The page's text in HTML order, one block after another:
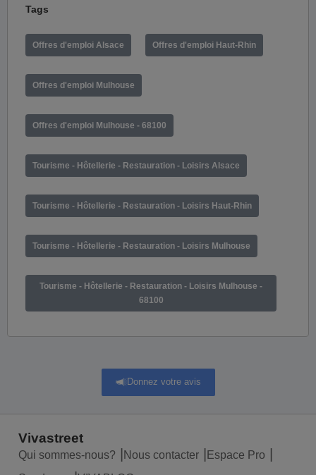
Tags
Offres d'emploi Alsace Offres d'emploi Haut-Rhin
Offres d'emploi Mulhouse
Offres d'emploi Mulhouse - 68100
Tourisme - Hôtellerie - Restauration - Loisirs Alsace
Tourisme - Hôtellerie - Restauration - Loisirs Haut-Rhin
Tourisme - Hôtellerie - Restauration - Loisirs Mulhouse
Tourisme - Hôtellerie - Restauration - Loisirs Mulhouse -
68100
Donnez votre avis
Vivastreet
Qui sommes-nous? Nous contacter
Espace Pro